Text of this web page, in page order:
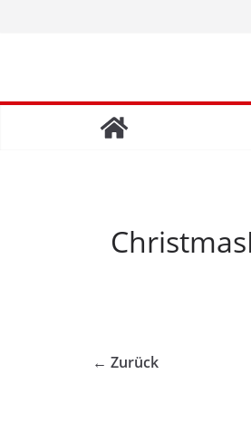
← Zurück